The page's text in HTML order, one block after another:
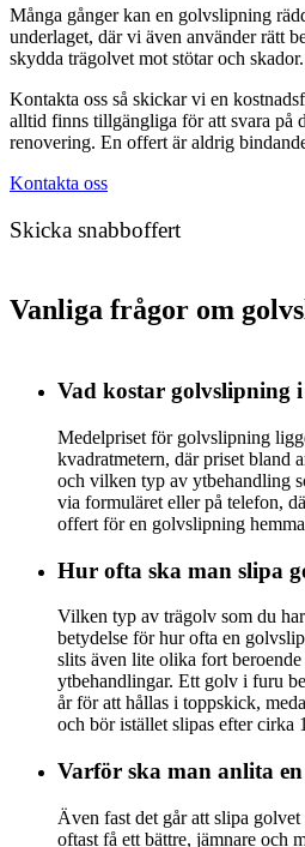
Många gånger kan en golvslipning
underlaget, där vi även använder rätt
skydda trägolvet mot stötar och skador.
Kontakta oss så skickar vi en
alltid finns tillgängliga för att svara på
renovering. En offert är aldrig
Kontakta oss
Skicka snabboffert
Vanliga frågor om
Vad kostar golvslipning
Medelpriset för golvslipning
kvadratmetern, där priset bland
och vilken typ av ytbehandling
via formuläret eller på telefon,
offert för en golvslipning
Hur ofta ska man slipa
Vilken typ av trägolv som du
betydelse för hur ofta en
slits även lite olika fort
ytbehandlingar. Ett golv i furu
år för att hållas i toppskick,
och bör istället slipas efter cirka
Varför ska man anlita
Även fast det går att slipa
oftast få ett bättre, jämnare och